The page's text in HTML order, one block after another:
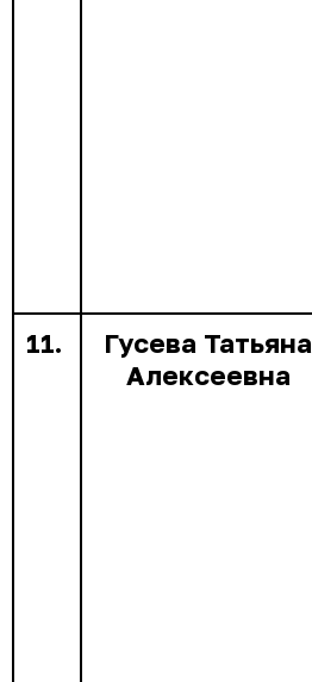
11.
Гусева Татьяна
Алексеевна